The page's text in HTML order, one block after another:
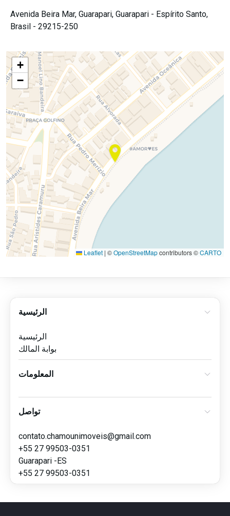
Avenida Beira Mar, Guarapari, Guarapari - Espírito Santo,
Brasil - 29215-250
+
−
Leaflet | ©OpenStreetMapcontributors ©CARTO
الرئيسية
الرئيسية
بوابة المالك
المعلومات
تواصل
contato.chamounimoveis@gmail.com
+55 27 99503-0351
Guarapari -ES
+55 27 99503-0351